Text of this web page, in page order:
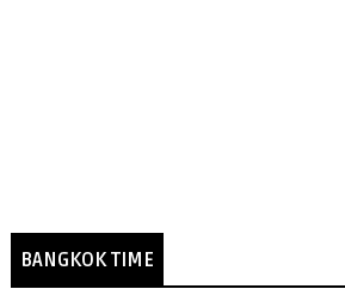
BANGKOK TIME